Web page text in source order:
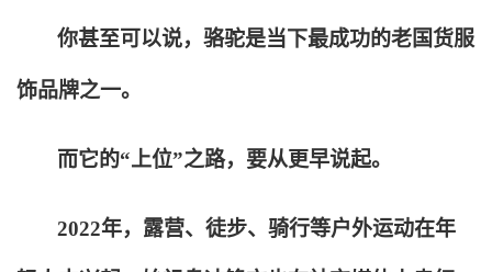
你甚至可以说，骆驼是当下最成功的老国货服
饰品牌之一。
而它的“上位”之路，要从更早说起。
2022年，露营、徒步、骑行等户外运动在年